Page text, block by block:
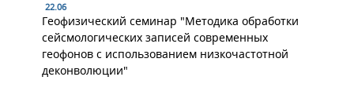
22.06
Геофизический семинар "Методика обработки
сейсмологических записей современных
геофонов с использованием низкочастотной
деконволюции"